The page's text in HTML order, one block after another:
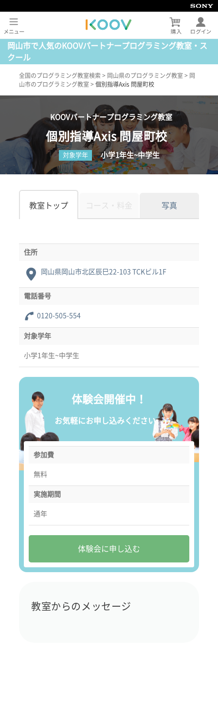
岡山市で人気のKOOVパートナープログラミング教室・ス
クール
全国のプログラミング教室検索 > 岡山県のプログラミング教室 > 岡
山市のプログラミング教室 > 個別指導Axis 問屋町校
KOOVパートナープログラミング教室
個別指導Axis 問屋町校
対象学年 小学1年生~中学生
教室トップ コース・料金 写真
住所
岡山県岡山市北区辰巳22-103 TCKビル1F
電話番号
0120-505-554
対象学年
小学1年生~中学生
体験会開催中！
お気軽にお申し込みください。
参加費
無料
実施期間
通年
体験会に申し込む
教室からのメッセージ